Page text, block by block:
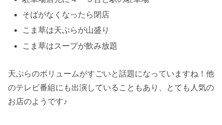
そばがなくなったら閉店
こま草は天ぷらが山盛り
こま草はスープが飲み放題
天ぷらのボリュームがすごいと話題になっていますね！他
のテレビ番組にも出演していることもあり、とても人気の
お店のようです♪